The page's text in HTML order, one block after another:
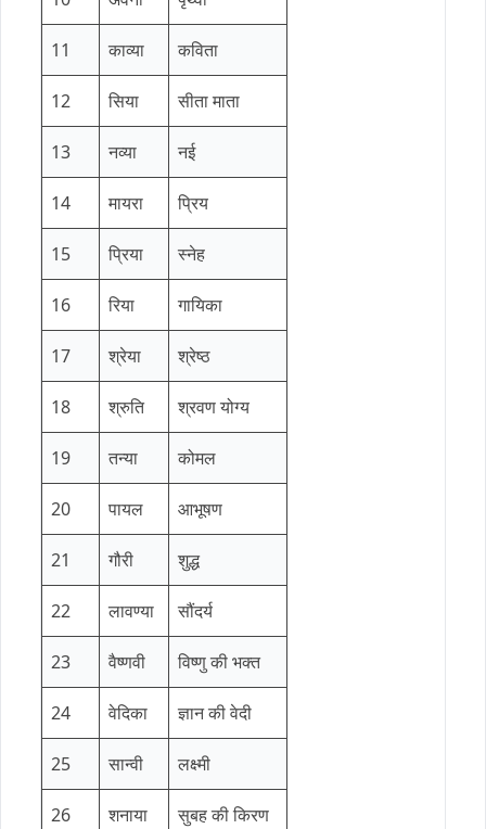
11 काव्या कविता
12 सिया सीता माता
13 नव्या नई
14 मायरा प्रिय
15 प्रिया स्नेह
16 रिया गायिका
17 श्रेया श्रेष्ठ
18 श्रुति श्रवण योग्य
19 तन्या कोमल
20 पायल आभूषण
21 गौरी शुद्ध
22 लावण्या सौंदर्य
23 वैष्णवी विष्णु की भक्त
24 वेदिका ज्ञान की वेदी
25 सान्वी लक्ष्मी
26 शनाया सुबह की किरण